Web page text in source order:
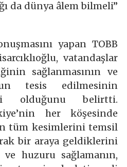
da dünya âlem bilmeli”
yapan TOBB
vatandaşlar
sağlanmasının ve
tesis edilmesinin
olduğunu belirtti.
her köşesinde
tüm kesimlerini temsil
bir araya geldiklerini
huzuru sağlamanın,